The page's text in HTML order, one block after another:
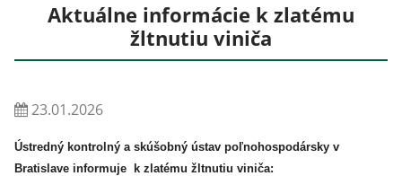
Aktuálne informácie k zlatému
žltnutiu viniča
23.01.2026
Ústredný kontrolný a skúšobný ústav poľnohospodársky v
Bratislave informuje k zlatému žltnutiu viniča: